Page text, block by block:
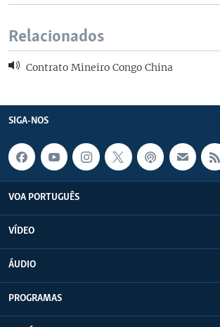
Relacionados
Contrato Mineiro Congo China
SIGA-NOS
VOA PORTUGUÊS
VÍDEO
ÁUDIO
PROGRAMAS